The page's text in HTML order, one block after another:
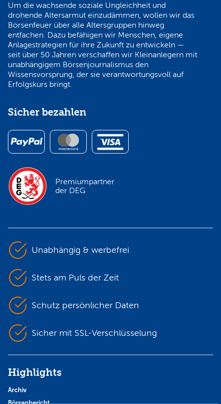
Um die wachsende soziale Ungleichheit und
drohende Altersarmut einzudämmen, wollen wir das
Börsenfeuer über alle Altersgruppen hinweg
entfachen. Dazu befähigen wir Menschen, eigene
Anlagestrategien für ihre Zukunft zu entwickeln —
seit über 50 Jahren verschaffen wir Kleinanlegern mit
unabhängigem Börsenjournalismus den
Wissensvorsprung, der sie verantwortungsvoll auf
Erfolgskurs bringt.
Sicher bezahlen
Premiumpartner
der DEG
Unabhängig & werbefrei
Stets am Puls der Zeit
Schutz persönlicher Daten
Sicher mit SSL-Verschlüsselung
Highlights
Archiv